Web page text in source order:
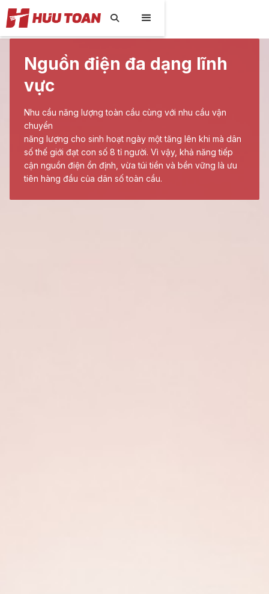

Nguồn điện đa dạng lĩnh
vực
Nhu cầu năng lượng toàn cầu cùng với nhu cầu vận
chuyển
năng lượng cho sinh hoạt ngày một tăng lên khi mà dân
số thế giới đạt con số 8 tỉ người. Vì vậy, khả năng tiếp
cận nguồn điện ổn định, vừa túi tiền và bền vững là ưu
tiên hàng đầu của dân số toàn cầu.